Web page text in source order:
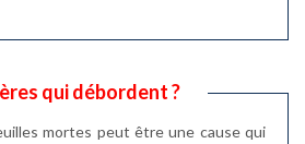
qui débordent ?
mortes peut être une cause qui